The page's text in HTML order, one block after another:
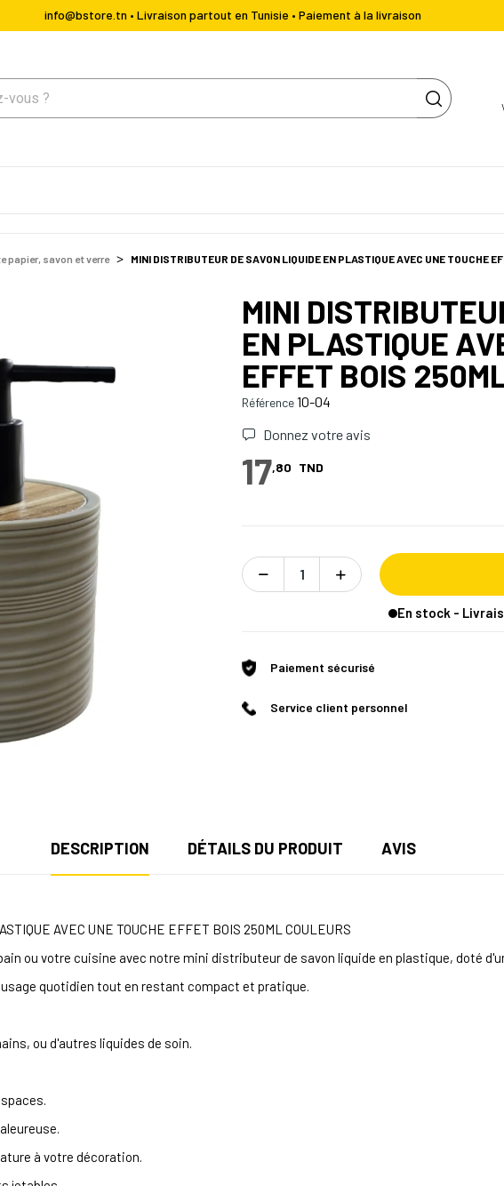
info@bstore.tn • Livraison partout en Tunisie • Paiement à la livraison
papier, savon et verre MINI DISTRIBUTEUR DE SAVON LIQUIDE EN PLASTIQUE AVEC UNE TOUCHE
MINI
EN PLASTIQUE
EFFET BOIS
Référence10-04
Donnez votre avis
17,80 TND
En stock -
Paiement sécurisé
Service client personnel
DESCRIPTION DÉTAILS DU PRODUIT AVIS
AVEC UNE TOUCHE EFFET BOIS 250ML COULEURS
ou votre cuisine avec notre mini distributeur de savon liquide en plastique, doté
quotidien tout en restant compact et pratique.
ou d'autres liquides de soin.
à votre décoration.